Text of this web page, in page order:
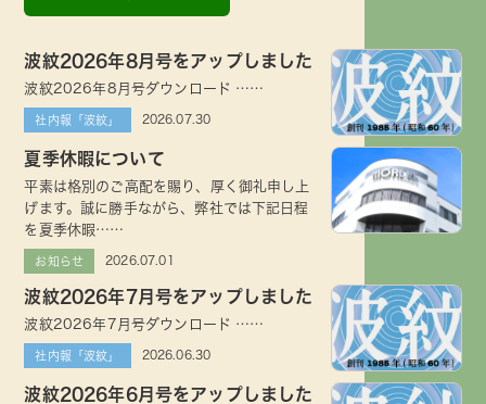
波紋2026年8月号をアップしました
波紋2026年8月号ダウンロード ……
社内報「波紋」 2026.07.30
夏季休暇について
平素は格別のご高配を賜り、厚く御礼申し上
げます。誠に勝手ながら、弊社では下記日程
を夏季休暇……
お知らせ 2026.07.01
波紋2026年7月号をアップしました
波紋2026年7月号ダウンロード ……
社内報「波紋」 2026.06.30
波紋2026年6月号をアップしました